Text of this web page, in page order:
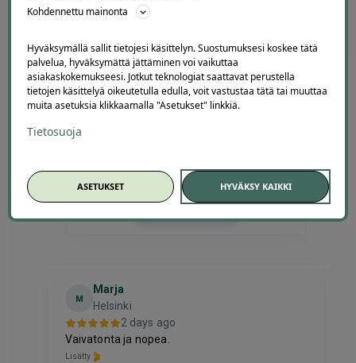
Usein kysyttyä liikuntatarjouksista Helsingissä
Offerillaajien arvosteluja
4.1 4681 arvostelua
Kirjoita arvostelu
T
Toni
Espoo
2 days ago
Hinta palvelulle oli hyvä, ja ostaminen oli
selkeää ja vaivatonta
Kohdennettu mainonta
Hyväksymällä sallit tietojesi käsittelyn. Suostumuksesi koskee tätä
palvelua, hyväksymättä jättäminen voi vaikuttaa
asiakaskokemukseesi. Jotkut teknologiat saattavat perustella
tietojen käsittelyä oikeutetulla edulla, voit vastustaa tätä tai muuttaa
muita asetuksia klikkaamalla "Asetukset" linkkiä.
Tietosuoja
ASETUKSET HYVÄKSY KAIKKI